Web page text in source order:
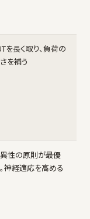
を長く取り、負荷の
を補う
性の原則が最優
神経適応を高める